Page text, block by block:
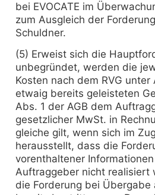
bei EVOCATE im
zum Ausgleich der
Schuldner.
(5) Erweist sich die
unbegründet, werden die
Kosten nach dem RVG
etwaig bereits geleisteten
Abs. 1 der AGB dem
gesetzlicher MwSt. in
gleiche gilt, wenn sich im
herausstellt, dass die
vorenthaltener
Auftraggeber nicht realisiert
die Forderung bei Übergabe